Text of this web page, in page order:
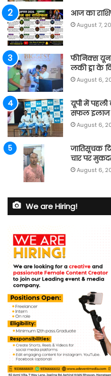
आज का
August 7,
फीनिक्स
लकी ड्रा के
August 6,
यूपी में पहली
सफल इलाज
August 6,
जातिसूचक
चार पर
August 6,
We are Hiring!